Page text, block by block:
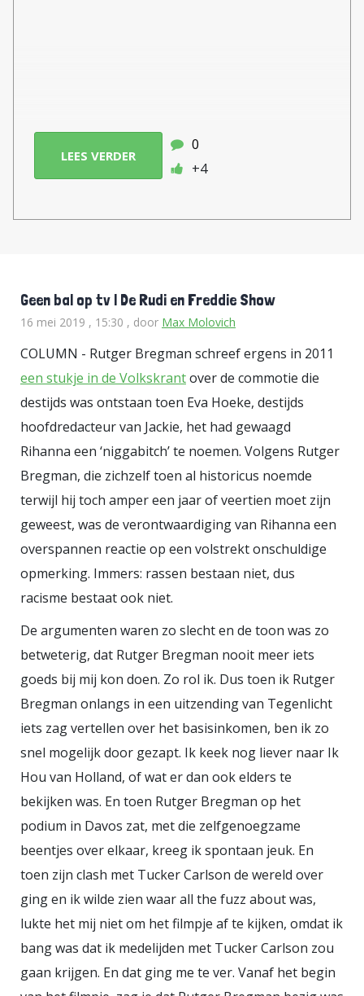
LEES VERDER
0
+4
Geen bal op tv | De Rudi en Freddie Show
16 mei 2019 , 15:30 , door Max Molovich
COLUMN - Rutger Bregman schreef ergens in 2011
een stukje in de Volkskrantover de commotie die
destijds was ontstaan toen Eva Hoeke, destijds
hoofdredacteur van Jackie, het had gewaagd
Rihanna een ‘niggabitch’ te noemen. Volgens Rutger
Bregman, die zichzelf toen al historicus noemde
terwijl hij toch amper een jaar of veertien moet zijn
geweest, was de verontwaardiging van Rihanna een
overspannen reactie op een volstrekt onschuldige
opmerking. Immers: rassen bestaan niet, dus
racisme bestaat ook niet.
De argumenten waren zo slecht en de toon was zo
betweterig, dat Rutger Bregman nooit meer iets
goeds bij mij kon doen. Zo rol ik. Dus toen ik Rutger
Bregman onlangs in een uitzending van Tegenlicht
iets zag vertellen over het basisinkomen, ben ik zo
snel mogelijk door gezapt. Ik keek nog liever naar Ik
Hou van Holland, of wat er dan ook elders te
bekijken was. En toen Rutger Bregman op het
podium in Davos zat, met die zelfgenoegzame
beentjes over elkaar, kreeg ik spontaan jeuk. En
toen zijn clash met Tucker Carlson de wereld over
ging en ik wilde zien waar all the fuzz about was,
lukte het mij niet om het filmpje af te kijken, omdat ik
bang was dat ik medelijden met Tucker Carlson zou
gaan krijgen. En dat ging me te ver. Vanaf het begin